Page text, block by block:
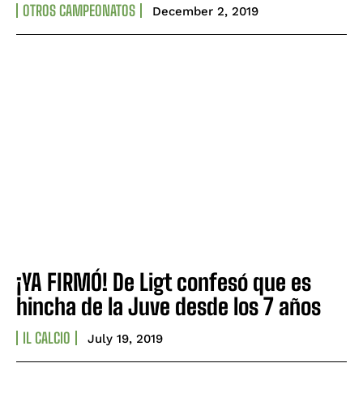
OTROS CAMPEONATOS December 2, 2019
¡YA FIRMÓ! De Ligt confesó que es
hincha de la Juve desde los 7 años
IL CALCIO July 19, 2019